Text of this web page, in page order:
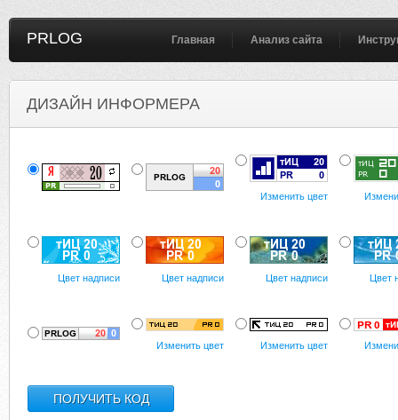
PRLOG Главная Анализ сайта
ДИЗАЙН ИНФОРМЕРА
Изменить цвет
Цвет надписи Цвет надписи Цвет надписи Цвет
Изменить цвет Изменить цвет